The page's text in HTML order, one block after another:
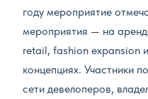
году мероприятие
мероприятия — на
retail, fashion expansion
концепциях. Участники
сети девелоперов,